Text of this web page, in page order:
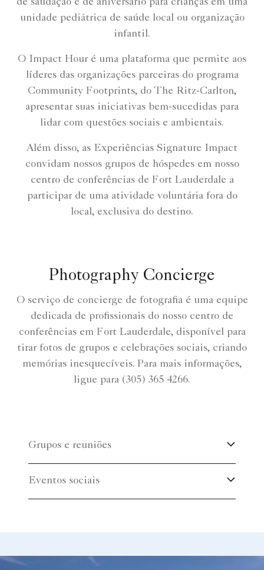
de saudação e de aniversário para crianças em uma
unidade pediátrica de saúde local ou organização
infantil.
O Impact Hour é uma plataforma que permite aos
líderes das organizações parceiras do programa
Community Footprints, do The Ritz-Carlton,
apresentar suas iniciativas bem-sucedidas para
lidar com questões sociais e ambientais.
Além disso, as Experiências Signature Impact
convidam nossos grupos de hóspedes em nosso
centro de conferências de Fort Lauderdale a
participar de uma atividade voluntária fora do
local, exclusiva do destino.
Photography Concierge
O serviço de concierge de fotografia é uma equipe
dedicada de profissionais do nosso centro de
conferências em Fort Lauderdale, disponível para
tirar fotos de grupos e celebrações sociais, criando
memórias inesquecíveis. Para mais informações,
ligue para (305) 365 4266.
Grupos e reuniões
Eventos sociais